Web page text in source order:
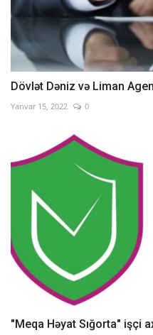
Dövlət Dəniz və Liman
Yanvar 15, 2022 0
"Meqa Həyat Sığorta" işçi